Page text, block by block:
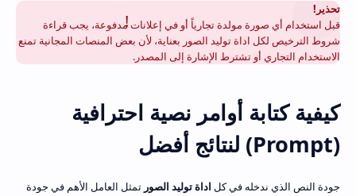
تحذير!
قبل استخدام أي صورة مولدة تجارياً أو في إعلانات مدفوعة، يجب قراءة
شروط الترخيص لكل اداة توليد الصور بعناية، لأن بعض المنصات المجانية تمنع
الاستخدام التجاري أو تشترط الإشارة إلى المصدر.
كيفية كتابة أوامر نصية احترافية
(Prompt) لنتائج أفضل
جودة النص الذي ندخله في كل اداة توليد الصور تمثل العامل الأهم في جودة